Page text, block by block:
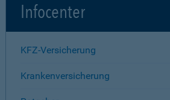
Infocenter
KFZ-Versicherung
Krankenversicherung